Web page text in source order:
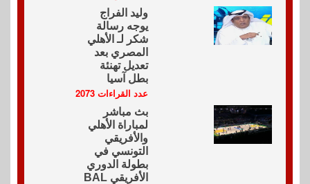
وليد الفراج
يوجه رسالة
شكر لـ الأهلي
المصري بعد
تعديل تهنئة
بطل آسيا
عدد القراءات 2073
بث مباشر
لمباراة الأهلي
والأفريقي
التونسي في
بطولة الدوري
الأفريقي BAL